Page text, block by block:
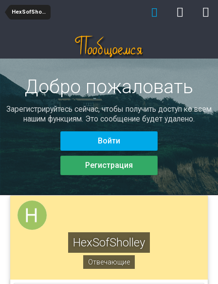
HexSofSholley
Добро пожаловать
Зарегистрируйтесь сейчас, чтобы получить доступ ко всем
нашим функциям. Это сообщение будет удалено.
Войти
Регистрация
HexSofSholley
Отвечающие